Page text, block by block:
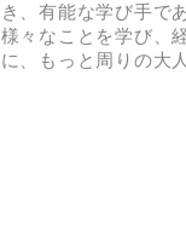
、有能な学び手で
々なことを学び、
、もっと周りの大